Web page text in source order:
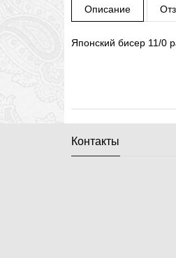
Описание
Японский бисер 11/0
Контакты